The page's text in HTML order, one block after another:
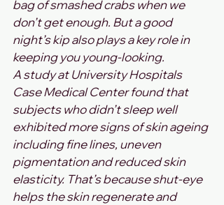
bag of smashed crabs when we
don’t get enough. But a good
night’s kip also plays a key role in
keeping you young-looking.
A study at University Hospitals
Case Medical Center found that
subjects who didn’t sleep well
exhibited more signs of skin ageing
including fine lines, uneven
pigmentation and reduced skin
elasticity. That’s because shut-eye
helps the skin regenerate and